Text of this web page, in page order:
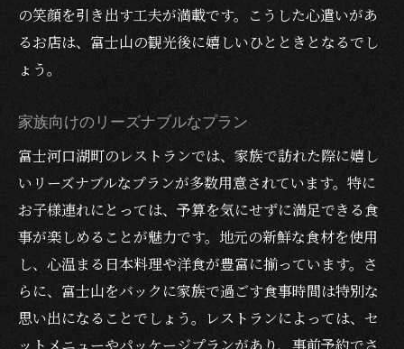
の笑顔を引き出す工夫が満載です。こうした心遣いがあ
るお店は、富士山の観光後に嬉しいひとときとなるでし
ょう。
家族向けのリーズナブルなプラン
富士河口湖町のレストランでは、家族で訪れた際に嬉し
いリーズナブルなプランが多数用意されています。特に
お子様連れにとっては、予算を気にせずに満足できる食
事が楽しめることが魅力です。地元の新鮮な食材を使用
し、心温まる日本料理や洋食が豊富に揃っています。さ
らに、富士山をバックに家族で過ごす食事時間は特別な
思い出になることでしょう。レストランによっては、セ